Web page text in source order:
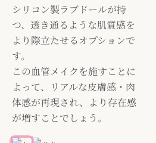
シリコン製ラブドールが持
つ、透き通るような肌質感を
より際立たせるオプションで
す。
この血管メイクを施すことに
よって、リアルな皮膚感・肉
体感が再現され、より存在感
が増すことでしょう。